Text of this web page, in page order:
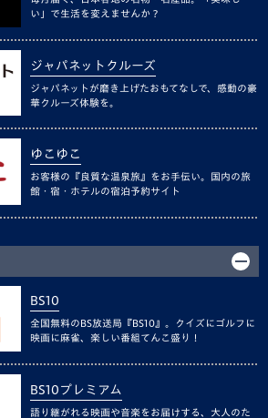
い」で生活を変えませんか？
ジャパネットクルーズ
ジャパネットが磨き上げたおもてなしで、感動の豪
華クルーズ体験を。
ゆこゆこ
お客様の『良質な温泉旅』をお手伝い。国内の旅
館・宿・ホテルの宿泊予約サイト
BS10
全国無料のBS放送局『BS10』。クイズにゴルフに
映画に麻雀、楽しい番組てんこ盛り！
BS10プレミアム
語り継がれる映画や音楽をお届けする、大人のた